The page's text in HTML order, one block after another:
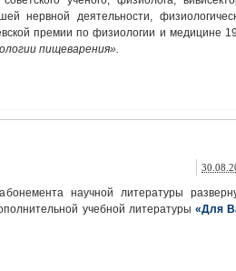
нервной деятельности,
премии по физиологии и медицине
пищеварения».
научной литературы
учебной литературы «Для